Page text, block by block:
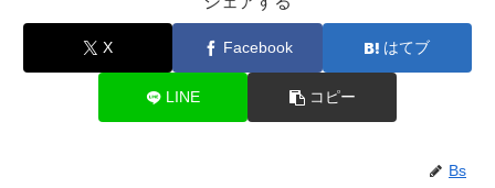
X Facebook はてブ
LINE コピー
Bs